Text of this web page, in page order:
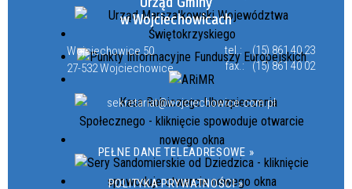
w Wojciechowicach
Wojciechowice 50
27-532 Wojciechowice
tel.:
(15) 861 40 23
fax.:
(15) 861 40 02
sekretariat@wojciechowice.com.pl
PEŁNE DANE TELEADRESOWE »
POLITYKA PRYWATNOŚCI »